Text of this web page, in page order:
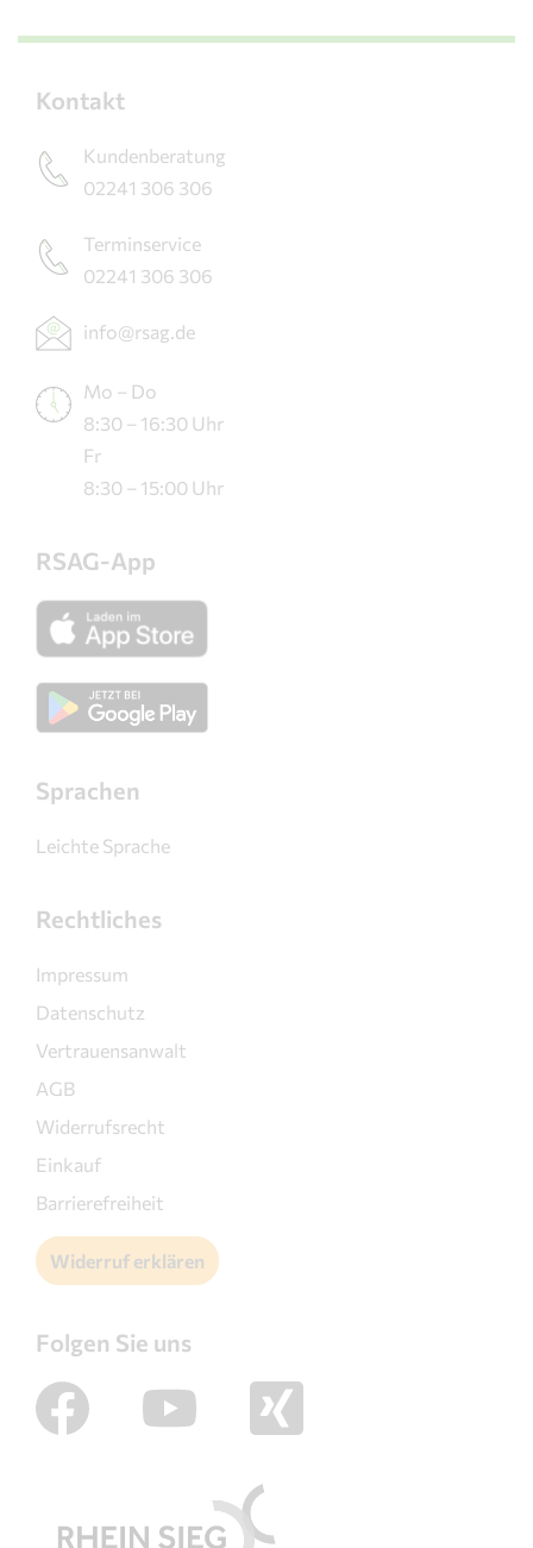
Kontakt
Kundenberatung
02241 306 306
Terminservice
02241 306 306
info@rsag.de
Mo – Do
8:30 – 16:30 Uhr
Fr
8:30 – 15:00 Uhr
RSAG-App
Sprachen
Leichte Sprache
Rechtliches
Impressum
Datenschutz
Vertrauensanwalt
AGB
Widerrufsrecht
Einkauf
Barrierefreiheit
Widerruf erklären
Folgen Sie uns